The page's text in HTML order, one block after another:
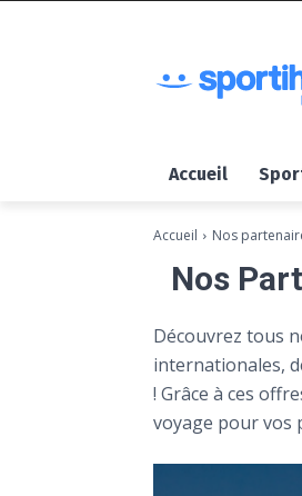
Accueil
Accueil Nos
Nos
Découvrez tous
internationales,
! Grâce à ces
voyage pour vos